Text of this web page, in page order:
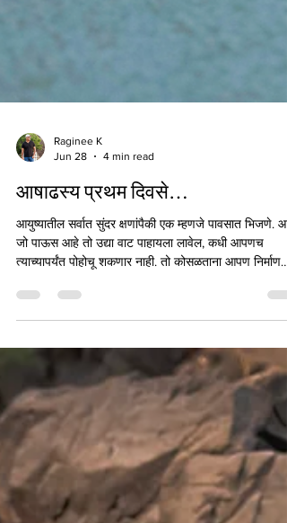
Raginee K
Jun 28
4 min read
आषाढस्य प्रथम दिवसे…
आयुष्यातील सर्वात सुंदर क्षणांपैकी एक म्हणजे पावसात भिजणे.
केलेले कुठलेही भेद तो पाहत नाही. आपण सर्व त्याच्यातूनच निर्माण
तेव्हा आपण बाहेर पडायलाच हवे. मग ती लहान मुले असोत, वृद्ध
असोत, मुली असोत, स्त्रिया असोत कोणीही असो. त्या नर्तनातले,
भिजण्यातले सुख हेच खरे नैसर्गिक सुख. कोणी पाहो वा आपण
असू तो पाऊस